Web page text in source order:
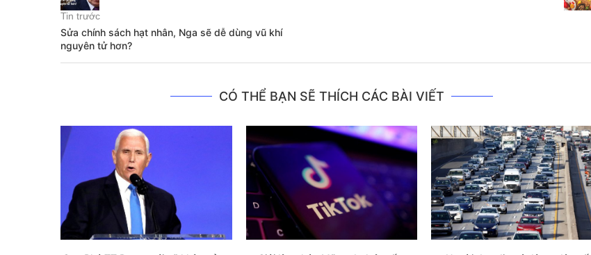
Tin trước
Sửa chính sách hạt nhân, Nga sẽ dễ dùng vũ khí
nguyên tử hơn?
CÓ THỂ BẠN SẼ THÍCH CÁC BÀI VIẾT